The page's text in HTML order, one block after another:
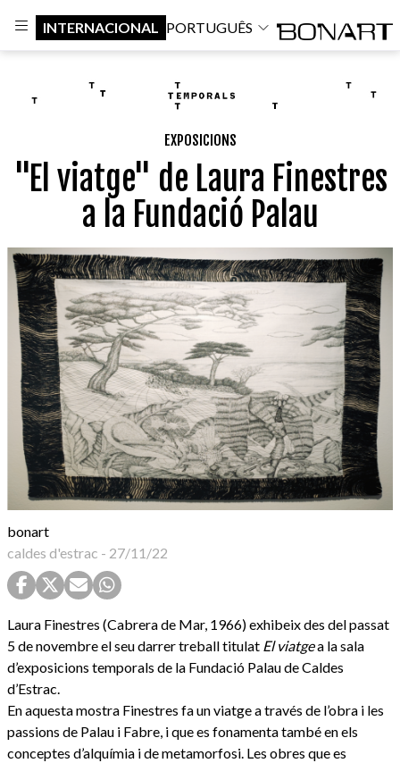
INTERNACIONAL PORTUGUÊS
EXPOSICIONS
"El viatge" de Laura Finestres
a la Fundació Palau
bonart
caldes d'estrac - 27/11/22
Laura Finestres (Cabrera de Mar, 1966) exhibeix des del passat
5 de novembre el seu darrer treball titulat El viatgea la sala
d’exposicions temporals de la Fundació Palau de Caldes
d’Estrac.
En aquesta mostra Finestres fa un viatge a través de l’obra i les
passions de Palau i Fabre, i que es fonamenta també en els
conceptes d’alquímia i de metamorfosi. Les obres que es